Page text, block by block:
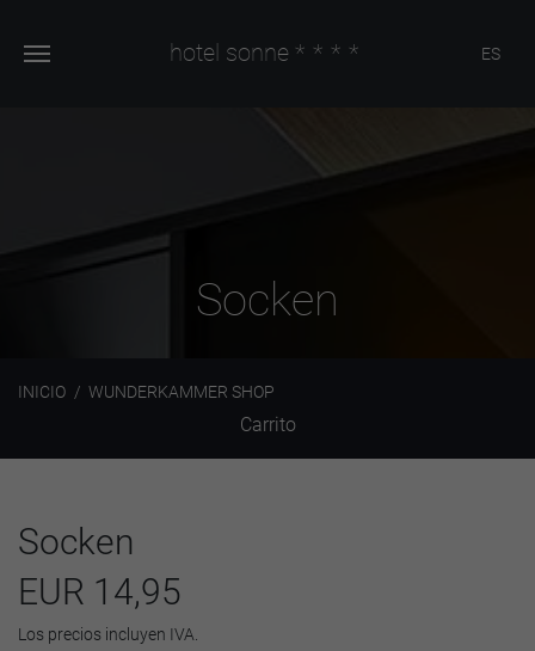
hotel sonne **** ES
Socken
INICIO WUNDERKAMMER SHOP
Carrito
Socken
EUR 14,95
Los precios incluyen IVA.